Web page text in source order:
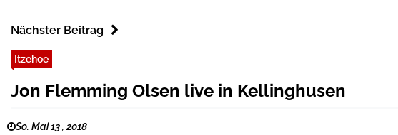
Nächster Beitrag
Itzehoe
Jon Flemming Olsen live in Kellinghusen
So. Mai 13 , 2018